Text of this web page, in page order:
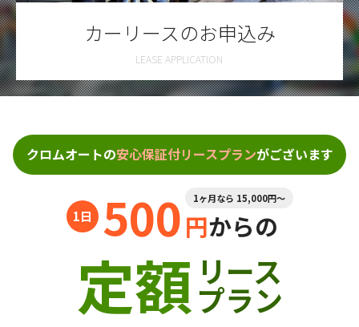
カーリースのお申込み
クロムオートの安心保証付リースプランがございます
500 1ヶ月なら 15,000円～
円からの
定額 リース
プラン